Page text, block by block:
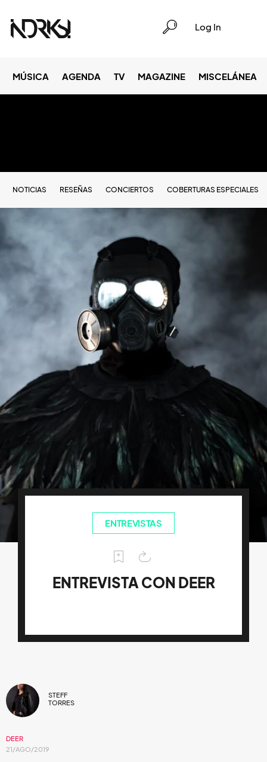
Log In
MÚSICA AGENDA TV MAGAZINE MISCELÁNEA
NOTICIAS RESEÑAS CONCIERTOS COBERTURAS ESPECIALES
ENTREVISTAS
ENTREVISTA CON DEER
STEFF
TORRES
DEER
21/AGO/2019